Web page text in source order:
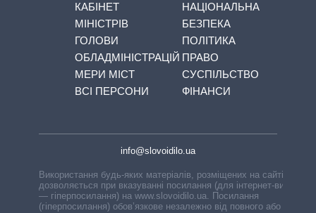
КАБІНЕТ
МІНІСТРІВ
ГОЛОВИ
ОБЛАДМІНІСТРАЦІЙ
МЕРИ МІСТ
ВСІ ПЕРСОНИ
НАЦІОНАЛЬНА
БЕЗПЕКА
ПОЛІТИКА
ПРАВО
СУСПІЛЬСТВО
ФІНАНСИ
info@slovoidilo.ua
Використання будь-яких матеріалів, розміщених на сайті,
дозволяється при вказуванні посилання (для інтернет-видань
— гіперпосилання) на www.slovoidilo.ua. Посилання
(гіперпосилання) обов’язкове незалежно від повного або